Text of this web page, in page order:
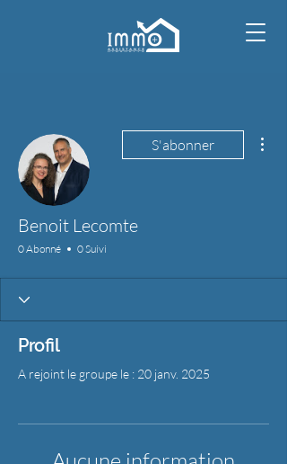
S'abonner
Benoit Lecomte
0 Abonné 0 Suivi
Profil
A rejoint le groupe le : 20 janv. 2025